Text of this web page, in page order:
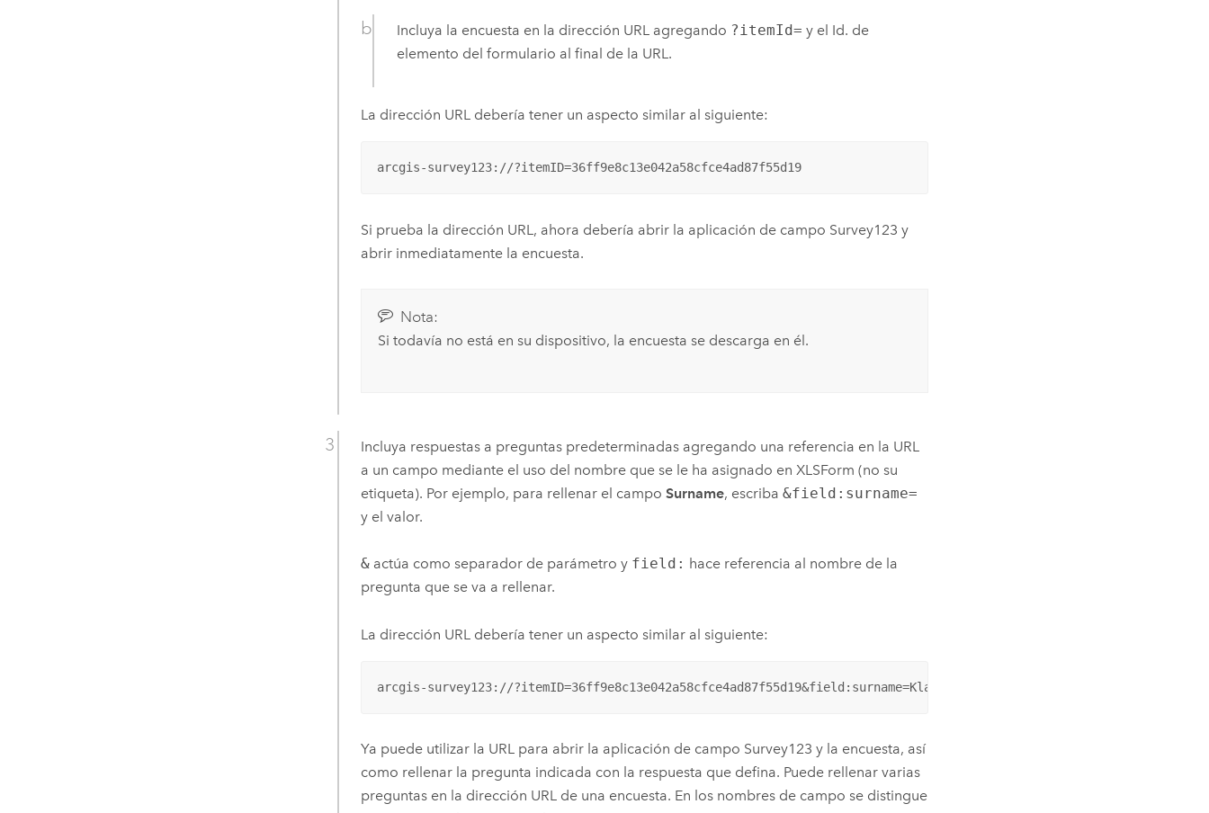
Incluya la encuesta en la dirección URL agregando ?itemId= y el Id. de
elemento del formulario al final de la URL.
La dirección URL debería tener un aspecto similar al siguiente:
arcgis-survey123://?itemID=36ff9e8c13e042a58cfce4ad87f55d19
Si prueba la dirección URL, ahora debería abrir la aplicación de campo Survey123 y
abrir inmediatamente la encuesta.
Nota:
Si todavía no está en su dispositivo, la encuesta se descarga en él.
Incluya respuestas a preguntas predeterminadas agregando una referencia en la URL
a un campo mediante el uso del nombre que se le ha asignado en XLSForm (no su
etiqueta). Por ejemplo, para rellenar el campoSurname, escriba&field:surname=
y el valor.
& actúa como separador de parámetro y field: hace referencia al nombre de la
pregunta que se va a rellenar.
La dirección URL debería tener un aspecto similar al siguiente:
arcgis-survey123://?itemID=36ff9e8c13e042a58cfce4ad87f55d19&field:surname=Klauser
Ya puede utilizar la URL para abrir la aplicación de campo Survey123 y la encuesta, así
como rellenar la pregunta indicada con la respuesta que defina. Puede rellenar varias
preguntas en la dirección URL de una encuesta. En los nombres de campo se distingue